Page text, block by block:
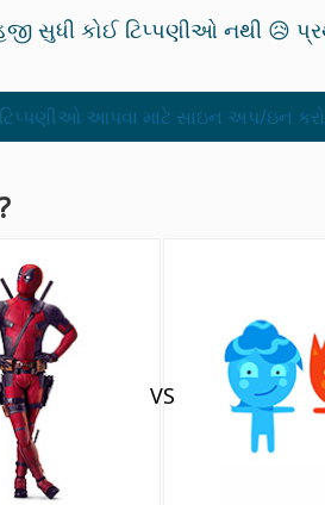
સુધી કોઈ ટિપ્પણીઓ નથી 😥
ટિપ્પણીઓ આપવા માટે સાઇન અપ/ઇન કરો
VS